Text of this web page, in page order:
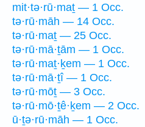
mit·tə·rū·maṯ — 1 Occ.
tə·rū·māh — 14 Occ.
tə·rū·maṯ — 25 Occ.
tə·rū·mā·ṯām — 1 Occ.
tə·rū·maṯ·ḵem — 1 Occ.
tə·rū·mā·ṯî — 1 Occ.
tə·rū·mōṯ — 3 Occ.
tə·rū·mō·ṯê·ḵem — 2 Occ.
ū·ṯə·rū·māh — 1 Occ.